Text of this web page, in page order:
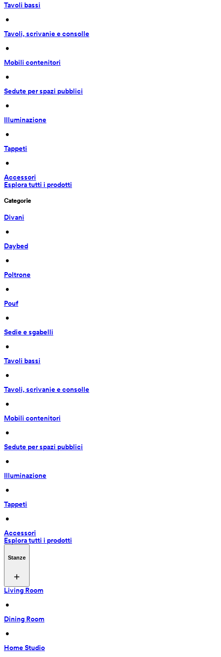
Tavoli bassi
•
Tavoli, scrivanie e consolle
•
Mobili contenitori
•
Sedute per spazi pubblici
•
Illuminazione
•
Tappeti
•
Accessori
Esplora tutti i prodotti
Categorie
Divani
•
Daybed
•
Poltrone
•
Pouf
•
Sedie e sgabelli
•
Tavoli bassi
•
Tavoli, scrivanie e consolle
•
Mobili contenitori
•
Sedute per spazi pubblici
•
Illuminazione
•
Tappeti
•
Accessori
Esplora tutti i prodotti
Stanze
Living Room
•
Dining Room
•
Home Studio